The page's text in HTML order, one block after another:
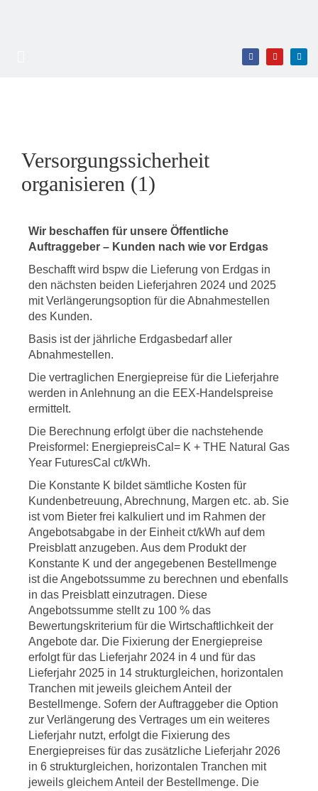
Versorgungssicherheit
organisieren (1)
Wir beschaffen für unsere Öffentliche
Auftraggeber – Kunden nach wie vor Erdgas
Beschafft wird bspw die Lieferung von Erdgas in
den nächsten beiden Lieferjahren 2024 und 2025
mit Verlängerungsoption für die Abnahmestellen
des Kunden.
Basis ist der jährliche Erdgasbedarf aller
Abnahmestellen.
Die vertraglichen Energiepreise für die Lieferjahre
werden in Anlehnung an die EEX-Handelspreise
ermittelt.
Die Berechnung erfolgt über die nachstehende
Preisformel: EnergiepreisCal= K + THE Natural Gas
Year FuturesCal ct/kWh.
Die Konstante K bildet sämtliche Kosten für
Kundenbetreuung, Abrechnung, Margen etc. ab. Sie
ist vom Bieter frei kalkuliert und im Rahmen der
Angebotsabgabe in der Einheit ct/kWh auf dem
Preisblatt anzugeben. Aus dem Produkt der
Konstante K und der angegebenen Bestellmenge
ist die Angebotssumme zu berechnen und ebenfalls
in das Preisblatt einzutragen. Diese
Angebotssumme stellt zu 100 % das
Bewertungskriterium für die Wirtschaftlichkeit der
Angebote dar. Die Fixierung der Energiepreise
erfolgt für das Lieferjahr 2024 in 4 und für das
Lieferjahr 2025 in 14 strukturgleichen, horizontalen
Tranchen mit jeweils gleichem Anteil der
Bestellmenge. Sofern der Auftraggeber die Option
zur Verlängerung des Vertrages um ein weiteres
Lieferjahr nutzt, erfolgt die Fixierung des
Energiepreises für das zusätzliche Lieferjahr 2026
in 6 strukturgleichen, horizontalen Tranchen mit
jeweils gleichem Anteil der Bestellmenge. Die